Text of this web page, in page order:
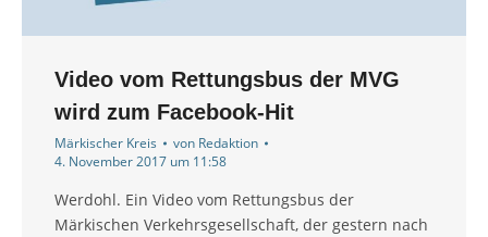
Video vom Rettungsbus der MVG
wird zum Facebook-Hit
Märkischer Kreis von Redaktion
4. November 2017 um 11:58
Werdohl. Ein Video vom Rettungsbus der
Märkischen Verkehrsgesellschaft, der gestern nach